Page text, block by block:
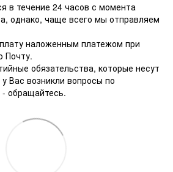
в течение 24 часов с момента
однако, чаще всего мы отправляем
наложенным платежом при
Почту.
обязательства, которые несут
Вас возникли вопросы по
обращайтесь.